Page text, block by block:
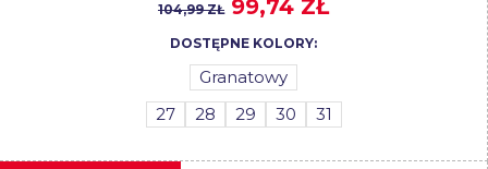
104,99 ZŁ 99,74 ZŁ
DOSTĘPNE KOLORY:
Granatowy
27
28 29 30 31